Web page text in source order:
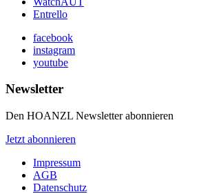
Entrello
facebook
instagram
youtube
Newsletter
Den HOANZL Newsletter abonnieren
Jetzt abonnieren
Impressum
AGB
Datenschutz